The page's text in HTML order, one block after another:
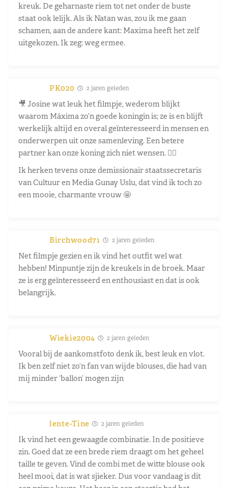
kreuk. De geharnaste riem tot net onder de buste
staat ook lelijk. Als ik Natan was, zou ik me gaan
schamen, aan de andere kant: Maxima heeft het zelf
uitgekozen. Ik zeg: weg ermee.
PK020 2 jaren geleden
🎥 Josine wat leuk het filmpje, wederom blijkt
waarom Máxima zo’n goede koningin is; ze is en blijft
werkelijk altijd en overal geïnteresseerd in mensen en
onderwerpen uit onze samenleving. Een betere
partner kan onze koning zich niet wensen. 👍🏼
Ik herken tevens onze demissionair staatssecretaris
van Cultuur en Media Gunay Uslu, dat vind ik toch zo
een mooie, charmante vrouw 🤩
Birchwood71 2 jaren geleden
Net filmpje gezien en ik vind het outfit wel wat
hebben! Minpuntje zijn de kreukels in de broek. Maar
ze is erg geïnteresseerd en enthousiast en dat is ook
belangrijk.
Wiekie2004 2 jaren geleden
Vooral bij de aankomstfoto denk ik, best leuk en vlot.
Ik ben zelf niet zo’n fan van wijde blouses, die had van
mij minder ‘ballon’ mogen zijn
lente-Tine 2 jaren geleden
Ik vind het een gewaagde combinatie. In de positieve
zin. Goed dat ze een brede riem draagt om het geheel
taille te geven. Vind de combi met de witte blouse ook
heel mooi, dat is wat sjieker. Dus voor vandaag is dit